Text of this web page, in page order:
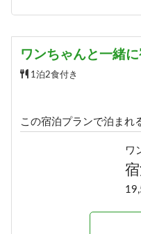
ワンちゃんと一緒に
1泊2食付き
この宿泊プランで泊まれ
ワ